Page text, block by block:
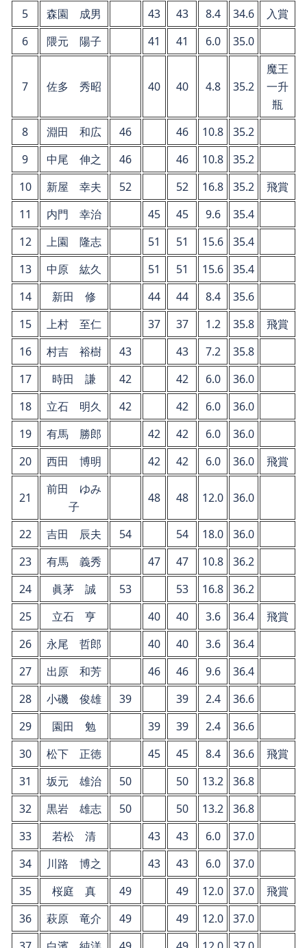
5 森園 成男 43 43 8.4 34.6
入賞
6
隈元 陽子 41 41 6.0 35.0
7 佐多 秀昭 40 40 4.8 35.2
魔王
一升
瓶
8
淵田 和広 46 46 10.8
35.2
9
中尾 伸之 46 46 10.8
35.2
10
新屋 幸夫 52 52 16.8 35.2
飛賞
11
内門 幸治 45 45 9.6
35.4
12
上園 隆志 51 51 15.6
35.4
13
中原 紘久 51 51 15.6
35.4
14
新田 修 44 44 8.4
35.6
15
上村 至仁 37 37 1.2 35.8
飛賞
16
村吉 裕樹 43 43 7.2
35.8
17
時田 謙 42 42 6.0
36.0
18
立石 明久 42 42 6.0
36.0
19
有馬 勝郎 42 42 6.0
36.0
20
西田 博明 42 42 6.0 36.0 飛賞
21
前田 ゆみ
子
48 48 12.0 36.0
22 吉田 辰夫 54 54 18.0
36.0
23
有馬 義秀 47 47 10.8
36.2
24
眞茅 誠 53 53 16.8
36.2
25
立石 亨 40 40 3.6 36.4
飛賞
26
永尾 哲郎 40 40 3.6
36.4
27
出原 和芳 46 46 9.6
36.4
28
小磯 俊雄 39 39 2.4
36.6
29
園田 勉 39 39 2.4
36.6
30
松下 正徳 45 45 8.4 36.6
飛賞
31
坂元 雄治 50 50 13.2
36.8
32
黒岩 雄志 50 50 13.2
36.8
33
若松 清 43 43 6.0
37.0
34
川路 博之 43 43 6.0
37.0
35
桜庭 真 49 49 12.0 37.0
飛賞
36
萩原 竜介 49 49 12.0
37.0